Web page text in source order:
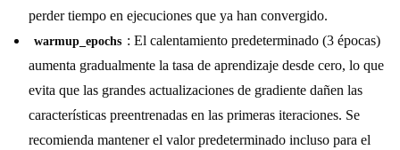
perder tiempo en ejecuciones que ya han convergido.
warmup_epochs : El calentamiento predeterminado (3 épocas)
aumenta gradualmente la tasa de aprendizaje desde cero, lo que
evita que las grandes actualizaciones de gradiente dañen las
características preentrenadas en las primeras iteraciones. Se
recomienda mantener el valor predeterminado incluso para el